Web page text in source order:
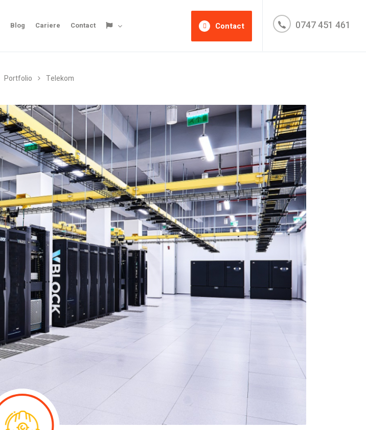
Blog Cariere Contact Contact 0747 451 461
Portfolio Telekom